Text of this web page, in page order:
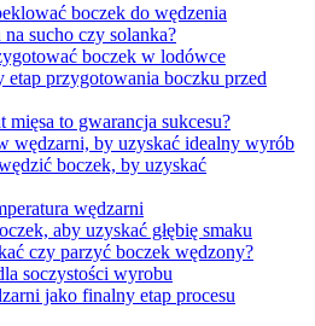
boczek do wędzenia
sucho czy solanka?
boczek w lodówce
etap przygotowania boczku przed
mięsa to gwarancja sukcesu?
wędzarni, by uzyskać idealny wyrób
boczek, by uzyskać
wędzarni
aby uzyskać głębię smaku
czy parzyć boczek wędzony?
soczystości wyrobu
jako finalny etap procesu